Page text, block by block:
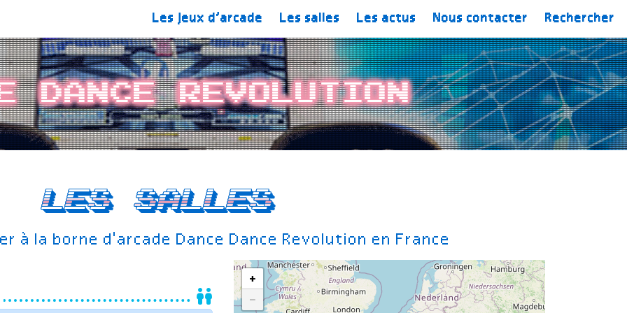
Les jeux d’arcade Les salles Les actus Nous contacter Rechercher
Dance Revolution
Les salles
à la borne d'arcade Dance Dance Revolution en France
+
−